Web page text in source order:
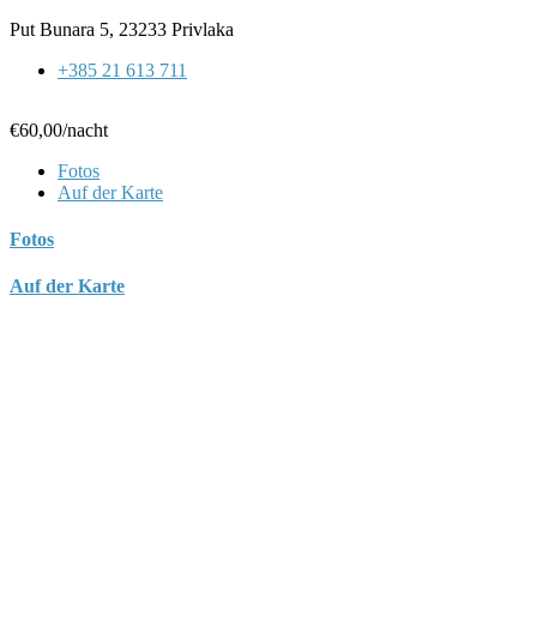
Put Bunara 5, 23233 Privlaka
+385 21 613 711
€60,00/nacht
Fotos
Auf der Karte
Fotos
Auf der Karte